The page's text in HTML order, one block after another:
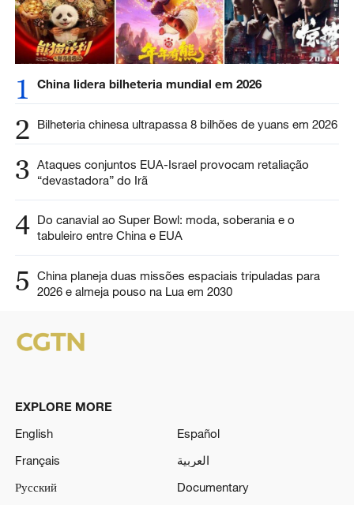
1 China lidera bilheteria mundial em 2026
2 Bilheteria chinesa ultrapassa 8 bilhões de yuans em 2026
3 Ataques conjuntos EUA-Israel provocam retaliação
“devastadora” do Irã
4 Do canavial ao Super Bowl: moda, soberania e o
tabuleiro entre China e EUA
5
China planeja duas missões espaciais tripuladas para
2026 e almeja pouso na Lua em 2030
EXPLORE MORE
English
Español
Français
العربية
Русский
Documentary